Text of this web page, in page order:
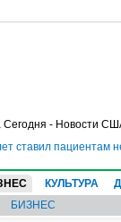
Сегодня - Новости
пациентам
КУЛЬТУРА
БИЗНЕС